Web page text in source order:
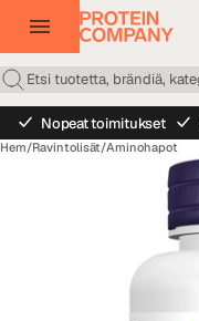
Nopeat toimitukset
Hem/Ravintolisät/Aminohapot